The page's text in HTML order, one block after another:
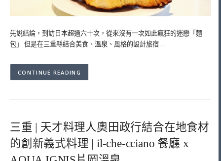
先說結論，到訪日本超過六十次，從來沒有一次如此瘋狂的迷戀「麵
包」 但是在三重縣結合美食、溫泉、風格的設計旅宿 …
CONTINUE READING
三重 | 天才料理人奧田政行結合在地食材
的創新義式料理 | il-che-cciano 餐廳 x